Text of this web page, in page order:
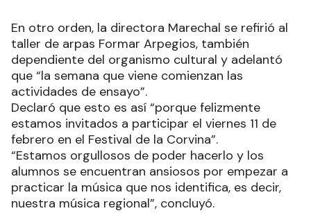
En otro orden, la directora Marechal se refirió al
taller de arpas Formar Arpegios, también
dependiente del organismo cultural y adelantó
que “la semana que viene comienzan las
actividades de ensayo”.
Declaró que esto es así “porque felizmente
estamos invitados a participar el viernes 11 de
febrero en el Festival de la Corvina”.
“Estamos orgullosos de poder hacerlo y los
alumnos se encuentran ansiosos por empezar a
practicar la música que nos identifica, es decir,
nuestra música regional”, concluyó.